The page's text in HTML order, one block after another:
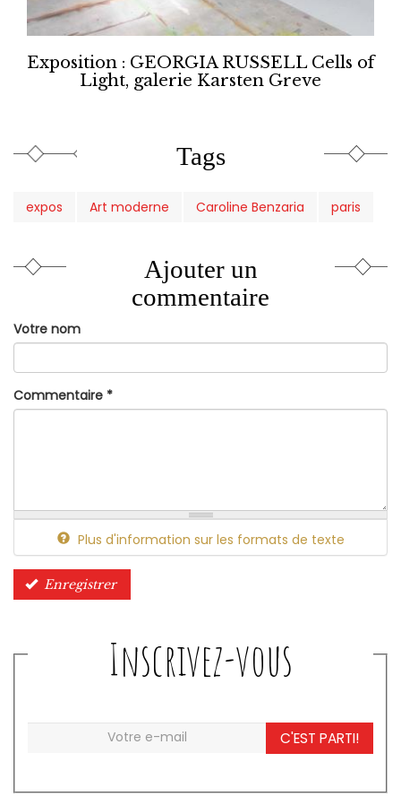
Exposition : GEORGIA RUSSELL Cells of
Light, galerie Karsten Greve
Tags
expos Art moderne Caroline Benzaria paris
Ajouter un
commentaire
Votre nom
Commentaire *
Plus d'information sur les formats de texte
Enregistrer
Inscrivez-vous
C'EST PARTI!